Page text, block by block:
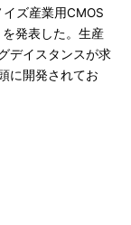
ズ産業用CMOS
発表した。生産
デイスタンスが求
に開発されてお